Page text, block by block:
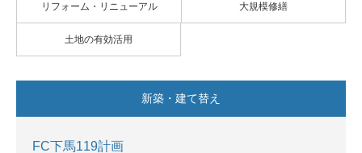
リフォーム・リニューアル 大規模修繕
土地の有効活用
新築・建て替え
FC下馬119計画